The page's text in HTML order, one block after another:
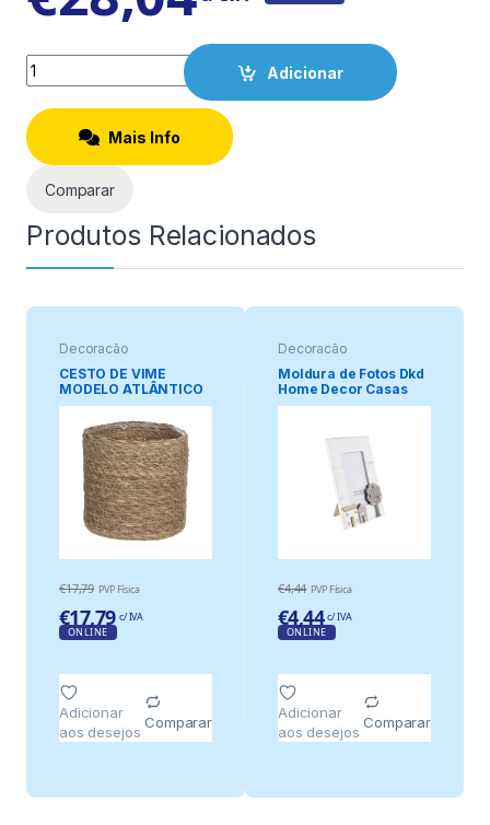
Quantity
Adicionar
Mais Info
Comparar
Produtos Relacionados
Decoração
CESTO DE VIME
MODELO ATLÂNTICO
Ø20 x 20 cm
€17,79 PVP Física
€17,79 c/ IVA
ONLINE
Adicionar
aos desejos
Comparar
Decoração
Moldura de Fotos Dkd
Home Decor Casas
Mdf Branco .
€4,44 PVP Física
€4,44 c/ IVA
ONLINE
Adicionar
aos desejos
Comparar